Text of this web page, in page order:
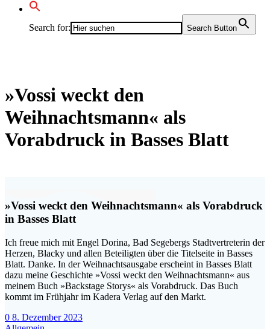
Search for: Search Button
»Vossi weckt den
Weihnachtsmann« als
Vorabdruck in Basses Blatt
»Vossi weckt den Weihnachtsmann« als Vorabdruck
in Basses Blatt
Ich freue mich mit Engel Dorina, Bad Segebergs Stadtvertreterin der
Herzen, Blacky und allen Beteiligten über die Titelseite in Basses
Blatt. Danke. In der Weihnachtsausgabe erscheint in Basses Blatt
dazu meine Geschichte »Vossi weckt den Weihnachtsmann« aus
meinem Buch »Backstage Storys« als Vorabdruck. Das Buch
kommt im Frühjahr im Kadera Verlag auf den Markt.
0 8. Dezember 2023